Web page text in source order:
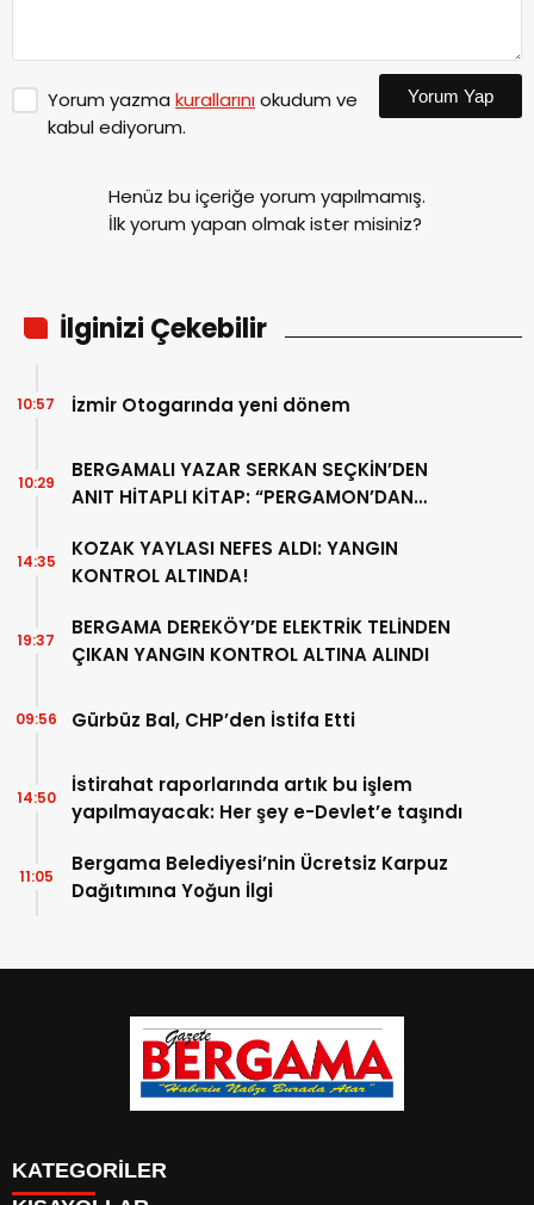
Yorum yazma kurallarınıokudum ve
kabul ediyorum.
Yorum Yap
Henüz bu içeriğe yorum yapılmamış.
İlk yorum yapan olmak ister misiniz?
İlginizi Çekebilir
İzmir Otogarında yeni dönem
10:57
BERGAMALI YAZAR SERKAN SEÇKİN’DEN
ANIT HİTAPLI KİTAP: “PERGAMON’DAN
10:29
KOZAK YAYLASI NEFES ALDI: YANGIN
KONTROL ALTINDA!
14:35
BERGAMA DEREKÖY’DE ELEKTRİK TELİNDEN
ÇIKAN YANGIN KONTROL ALTINA ALINDI
19:37
Gürbüz Bal, CHP’den İstifa Etti
09:56
İstirahat raporlarında artık bu işlem
yapılmayacak: Her şey e-Devlet’e taşındı
14:50
Bergama Belediyesi’nin Ücretsiz Karpuz
Dağıtımına Yoğun İlgi
11:05
KATEGORİLER